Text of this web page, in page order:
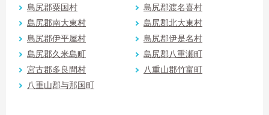
島尻郡粟国村
島尻郡渡名喜村
島尻郡南大東村
島尻郡北大東村
島尻郡伊平屋村
島尻郡伊是名村
島尻郡久米島町
島尻郡八重瀬町
宮古郡多良間村
八重山郡竹富町
八重山郡与那国町